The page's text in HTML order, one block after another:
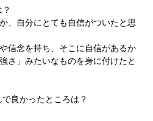
、自分にとても自信がついたと思
信念を持ち、そこに自信があるか
さ」みたいなものを身に付けたと
良かったところは？